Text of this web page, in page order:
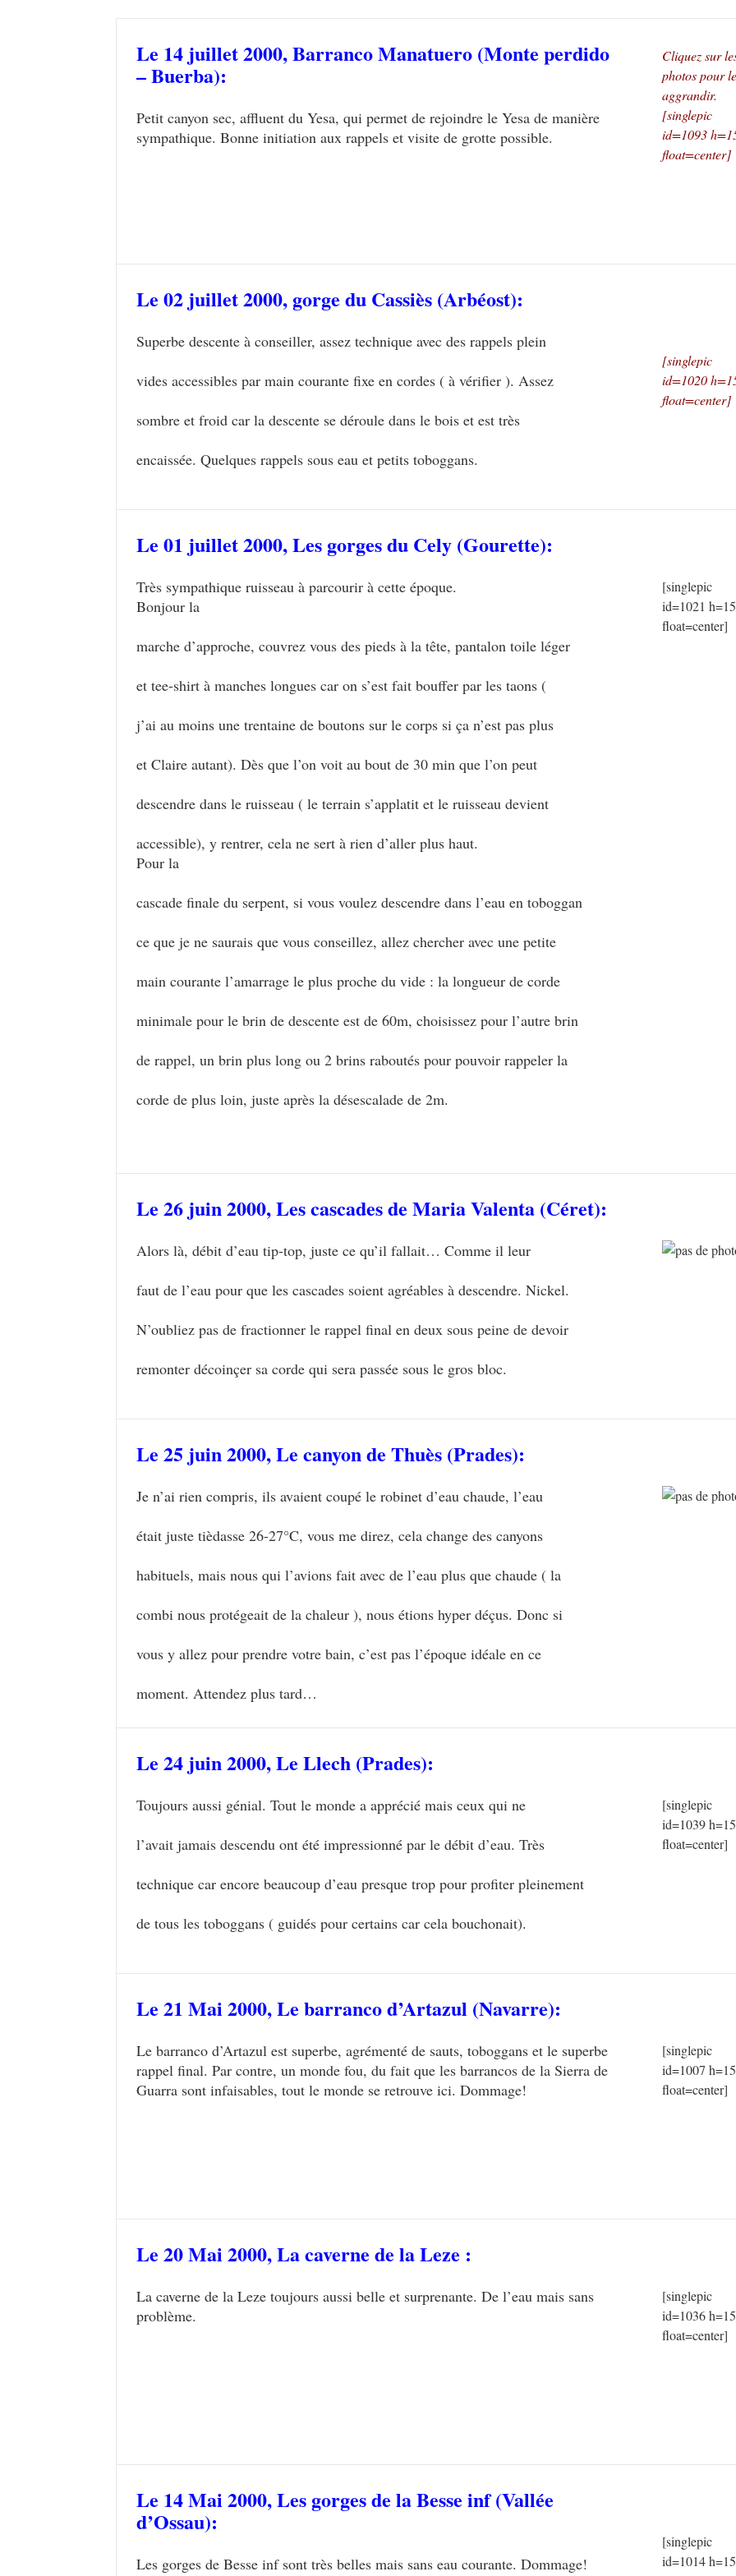
Le 14 juillet 2000, Barranco Manatuero (Monte perdido
– Buerba):
Petit canyon sec, affluent du Yesa, qui permet de rejoindre le Yesa de manière
sympathique. Bonne initiation aux rappels et visite de grotte possible.
Cliquez sur
photos pour
aggrandir.
[singlepic
id=1093
float=center]
Le 02 juillet 2000, gorge du Cassiès (Arbéost):
Superbe descente à conseiller, assez technique avec des rappels plein
vides accessibles par main courante fixe en cordes ( à vérifier ). Assez
sombre et froid car la descente se déroule dans le bois et est très
encaissée. Quelques rappels sous eau et petits toboggans.
[singlepic
id=1020
float=center]
Le 01 juillet 2000,Les gorges du Cely (Gourette):
Très sympathique ruisseau à parcourir à cette époque.
Bonjour la
marche d’approche, couvrez vous des pieds à la tête, pantalon toile léger
et tee-shirt à manches longues car on s’est fait bouffer par les taons (
j’ai au moins une trentaine de boutons sur le corps si ça n’est pas plus
et Claire autant). Dès que l’on voit au bout de 30 min que l’on peut
descendre dans le ruisseau ( le terrain s’applatit et le ruisseau devient
accessible), y rentrer, cela ne sert à rien d’aller plus haut.
Pour la
cascade finale du serpent, si vous voulez descendre dans l’eau en toboggan
ce que je ne saurais que vous conseillez, allez chercher avec une petite
main courante l’amarrage le plus proche du vide : la longueur de corde
minimale pour le brin de descente est de 60m, choisissez pour l’autre brin
de rappel, un brin plus long ou 2 brins raboutés pour pouvoir rappeler la
corde de plus loin, juste après la désescalade de 2m.
[singlepic
id=1021
float=center]
Le 26 juin 2000,Les cascades de Maria Valenta (Céret):
Alors là, débit d’eau tip-top, juste ce qu’il fallait… Comme il leur
faut de l’eau pour que les cascades soient agréables à descendre. Nickel.
N’oubliez pas de fractionner le rappel final en deux sous peine de devoir
remonter décoinçer sa corde qui sera passée sous le gros bloc.
Le 25 juin 2000,Le canyon de Thuès (Prades):
Je n’ai rien compris, ils avaient coupé le robinet d’eau chaude, l’eau
était juste tièdasse 26-27°C, vous me direz, cela change des canyons
habituels, mais nous qui l’avions fait avec de l’eau plus que chaude ( la
combi nous protégeait de la chaleur ), nous étions hyper déçus. Donc si
vous y allez pour prendre votre bain, c’est pas l’époque idéale en ce
moment. Attendez plus tard…
Le 24 juin 2000, Le Llech (Prades):
Toujours aussi génial. Tout le monde a apprécié mais ceux qui ne
l’avait jamais descendu ont été impressionné par le débit d’eau. Très
technique car encore beaucoup d’eau presque trop pour profiter pleinement
de tous les toboggans ( guidés pour certains car cela bouchonait).
[singlepic
id=1039
float=center]
Le 21 Mai 2000,Le barranco d’Artazul (Navarre):
Le barranco d’Artazul est superbe, agrémenté de sauts, toboggans et le superbe
rappel final. Par contre, un monde fou, du fait que les barrancos de la Sierra de
Guarra sont infaisables, tout le monde se retrouve ici. Dommage!
[singlepic
id=1007
float=center]
Le 20 Mai 2000,La caverne de la Leze :
La caverne de la Leze toujours aussi belle et surprenante. De l’eau mais sans
problème.
[singlepic
id=1036
float=center]
Le 14 Mai 2000,Les gorges de la Besse inf(Vallée
d’Ossau):
Les gorges de Besse inf sont très belles mais sans eau courante. Dommage!
[singlepic
id=1014